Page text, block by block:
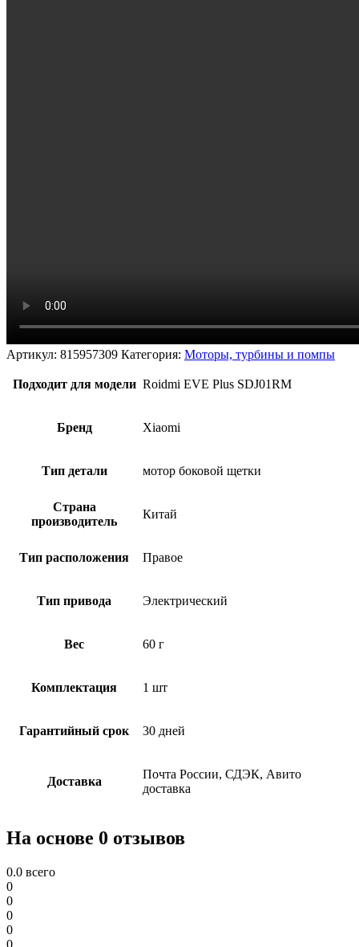
Артикул: 815957309 Категория: Моторы, турбины и помпы
Подходит для модели Roidmi EVE Plus SDJ01RM
Бренд Xiaomi
Тип детали мотор боковой щетки
Страна
производитель
Китай
Тип расположения Правое
Тип привода Электрический
Вес 60 г
Комплектация 1 шт
Гарантийный срок 30 дней
Доставка
Почта России, СДЭК, Авито
доставка
На основе 0 отзывов
0.0 всего
0
0
0
0
0